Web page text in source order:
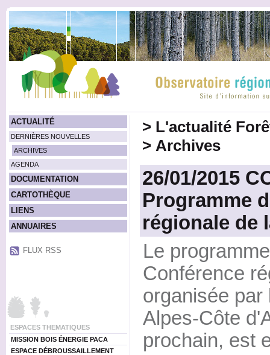
ACTUALITÉ
DERNIÈRES NOUVELLES
ARCHIVES
AGENDA
DOCUMENTATION
CARTOTHÈQUE
LIENS
ANNUAIRES
FLUX RSS
ESPACES THEMATIQUES
MISSION BOIS ÉNERGIE PACA
ESPACE DÉBROUSSAILLEMENT
> L'actualité
> Archives
26/01/2015
Programme
régionale de
Le
Conférence
organisée
Alpes-Côte
prochain, est